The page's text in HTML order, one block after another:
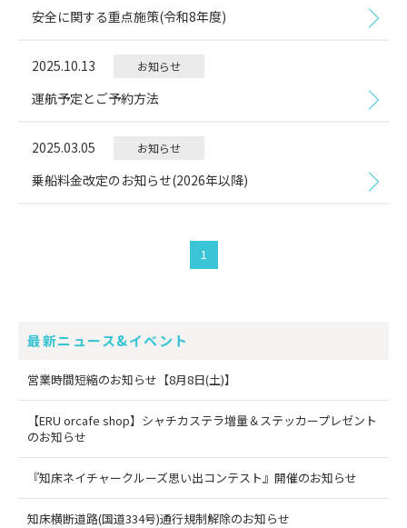
安全に関する重点施策(令和8年度)
2025.10.13 お知らせ
運航予定とご予約方法
2025.03.05 お知らせ
乗船料金改定のお知らせ(2026年以降)
1
最新ニュース&イベント
営業時間短縮のお知らせ【8月8日(土)】
【ERU orcafe shop】シャチカステラ増量＆ステッカープレゼント
のお知らせ
『知床ネイチャークルーズ思い出コンテスト』開催のお知らせ
知床横断道路(国道334号)通行規制解除のお知らせ